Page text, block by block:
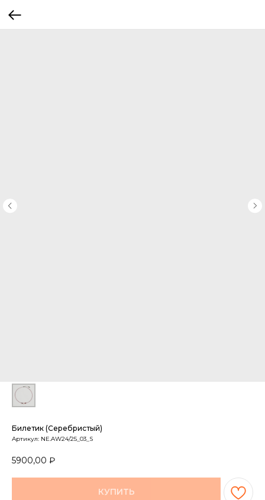
Билетик (серебристый)
Артикул: NE.AW24/25_03_S
5900,00 ₽
КУПИТЬ